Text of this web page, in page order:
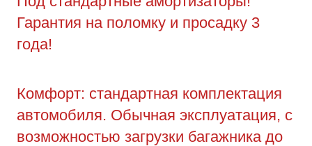
Гарантия на поломку и просадку 3
года!
Комфорт: стандартная комплектация
автомобиля. Обычная эксплуатация, с
возможностью загрузки багажника до